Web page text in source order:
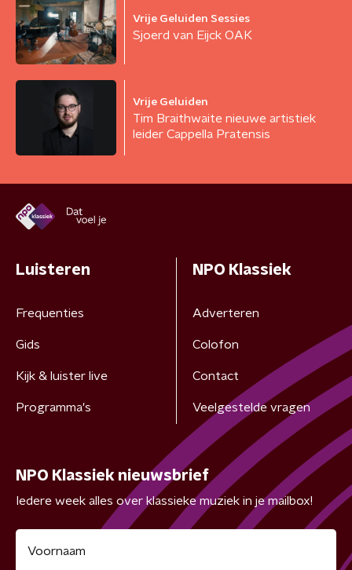
Vrije Geluiden Sessies
Sjoerd van Eijck OAK
Vrije Geluiden
Tim Braithwaite nieuwe artistiek
leider Cappella Pratensis
Luisteren
Frequenties
Gids
Kijk & luister live
Programma's
NPO Klassiek
Adverteren
Colofon
Contact
Veelgestelde vragen
NPO Klassiek nieuwsbrief
Iedere week alles over klassieke muziek in je mailbox!